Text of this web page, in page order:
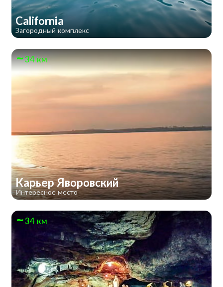
California
Загородный комплекс
34 км
Карьер Яворовский
Интересное место
34 км